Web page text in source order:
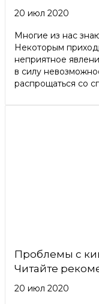
20 июл 2020
Многие из нас
Некоторым
неприятное
в силу
распрощаться со
Проблемы с
Читайте
20 июл 2020